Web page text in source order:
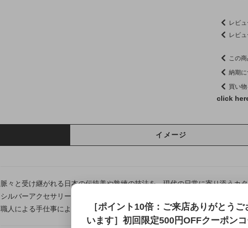
レビ
レビ
この
納期
買い
click
イメージ
脈々と受け継がれる日本の伝統美や熟練の技法を、現代の日常に寄り添うカ
シルバーアクセサリー龍頭は千葉県にある自社工房にて制作を行う、
職人による手仕事によって仕上げるフルハンドメイドシルバーアクセサリーで
［ポイント10倍：ご来店ありがとうご
います］初回限定500円OFFクーポン